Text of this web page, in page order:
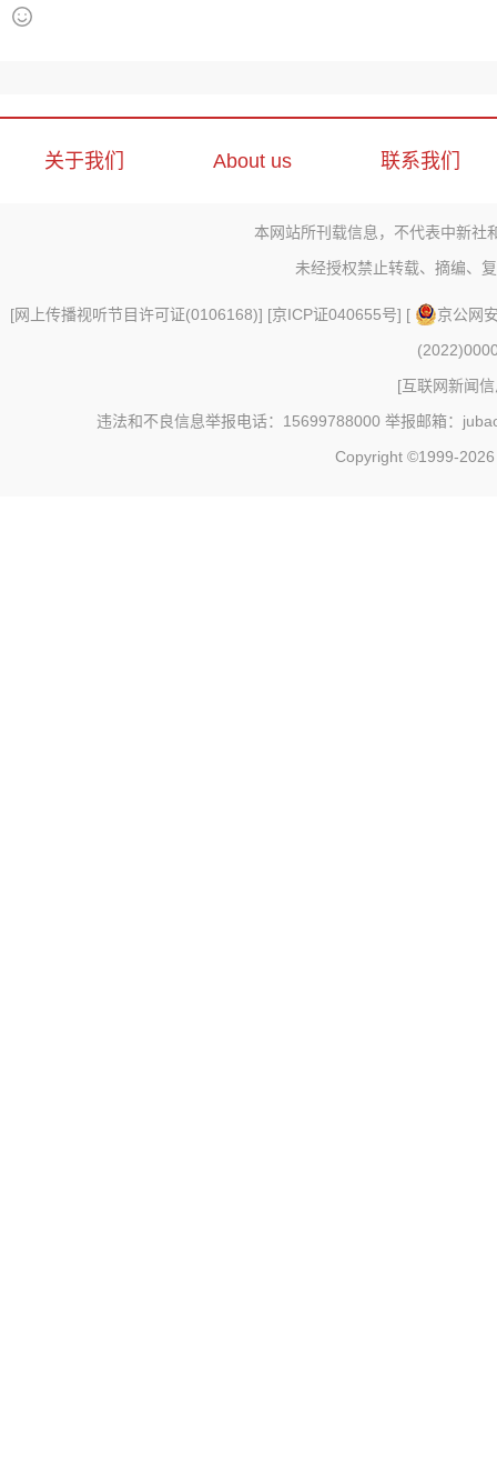
关于我们 About us 联系我们
本网站所刊载信息，不代表中新社
未经授权禁止转载、摘编、
[网上传播视听节目许可证(0106168)] [京ICP证040655号] [
京公网
[互联网新闻
违法和不良信息举报电话：15699788000 举报邮箱：
Copyright ©1999-